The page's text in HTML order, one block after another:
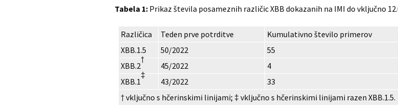
Tabela 1: Prikaz števila posameznih različic XBB dokazanih na IMI do vključno
Različica Teden prve potrditve
Kumulativno število primerov
XBB.1.5
50/2022
55
XBB.2
†
45/2022
4
XBB.1
‡
43/2022
33
† vključno s hčerinskimi linijami; ‡ vključno s hčerinskimi linijami razen XBB.1.5.